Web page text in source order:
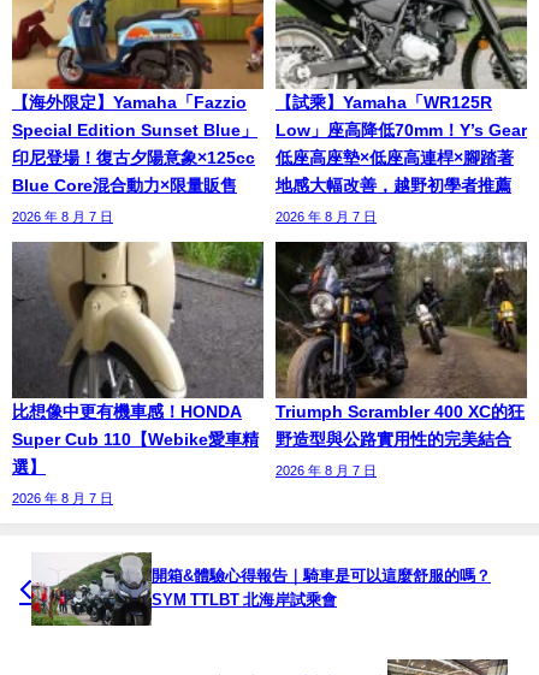
【海外限定】Yamaha「Fazzio
Special Edition Sunset Blue」
印尼登場！復古夕陽意象×125cc
Blue Core混合動力×限量販售
2026 年 8 月 7 日
【試乘】Yamaha「WR125R
Low」座高降低70mm！Y’s Gear
低座高座墊×低座高連桿×腳踏著
地感大幅改善，越野初學者推薦
2026 年 8 月 7 日
比想像中更有機車感！HONDA
Super Cub 110【Webike愛車精
選】
2026 年 8 月 7 日
Triumph Scrambler 400 XC的狂
野造型與公路實用性的完美結合
2026 年 8 月 7 日
開箱&體驗心得報告｜騎車是可以這麼舒服的嗎？
SYM TTLBT 北海岸試乘會